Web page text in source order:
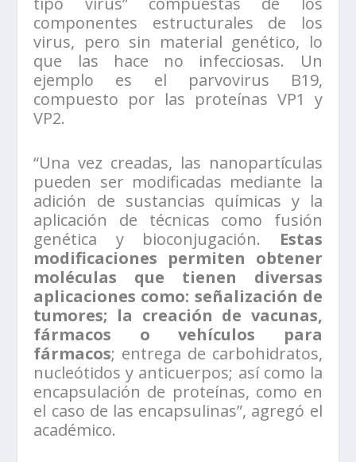
componentes estructurales de los
virus, pero sin material genético, lo
que las hace no infecciosas. Un
ejemplo es el parvovirus B19,
compuesto por las proteínas VP1 y
VP2.
“Una vez creadas, las nanopartículas
pueden ser modificadas mediante la
adición de sustancias químicas y la
aplicación de técnicas como fusión
genética y bioconjugación. Estas
modificaciones permiten obtener
moléculas que tienen diversas
aplicaciones como: señalización de
tumores; la creación de vacunas,
fármacos o vehículos para
fármacos; entrega de carbohidratos,
nucleótidos y anticuerpos; así como la
encapsulación de proteínas, como en
el caso de las encapsulinas”, agregó el
académico.